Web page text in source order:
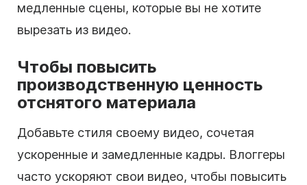
медленные сцены, которые вы не хотите
вырезать из видео.
Чтобы повысить
производственную ценность
отснятого материала
Добавьте стиля своему видео, сочетая
ускоренные и замедленные кадры. Влоггеры
часто ускоряют свои видео, чтобы повысить